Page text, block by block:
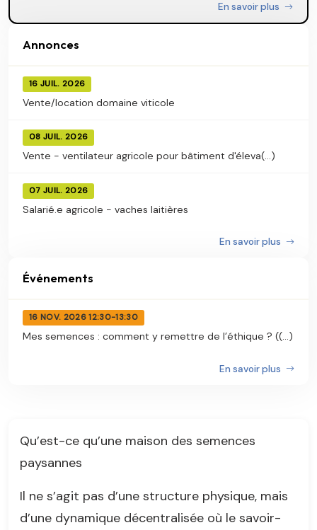
En savoir plus
Annonces
16 JUIL. 2026
Vente/location domaine viticole
08 JUIL. 2026
Vente - ventilateur agricole pour bâtiment d'éleva(...)
07 JUIL. 2026
Salarié.e agricole - vaches laitières
En savoir plus
Événements
16 NOV. 2026 12:30-13:30
Mes semences : comment y remettre de l’éthique ? ((...)
En savoir plus
Qu’est-ce qu’une maison des semences
paysannes
Il ne s’agit pas d’une structure physique, mais
d’une dynamique décentralisée où le savoir-